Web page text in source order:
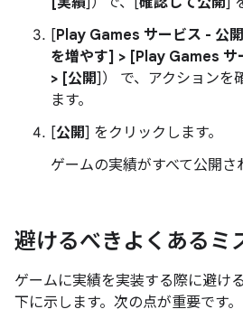
[Play Games サービス - 公開
を増やす] > [Play Games サ
> [公開]） で、アクションを
ます。
[公開] をクリックします。
ゲームの実績がすべて公開さ
避けるべきよくあるミ
ゲームに実績を実装する際に避け
下に示します。次の点が重要です。